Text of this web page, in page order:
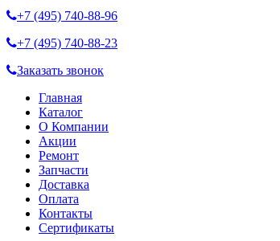
+7 (495) 740-88-96
+7 (495) 740-88-23
Заказать звонок
Главная
Каталог
О Компании
Акции
Ремонт
Запчасти
Доставка
Оплата
Контакты
Сертификаты